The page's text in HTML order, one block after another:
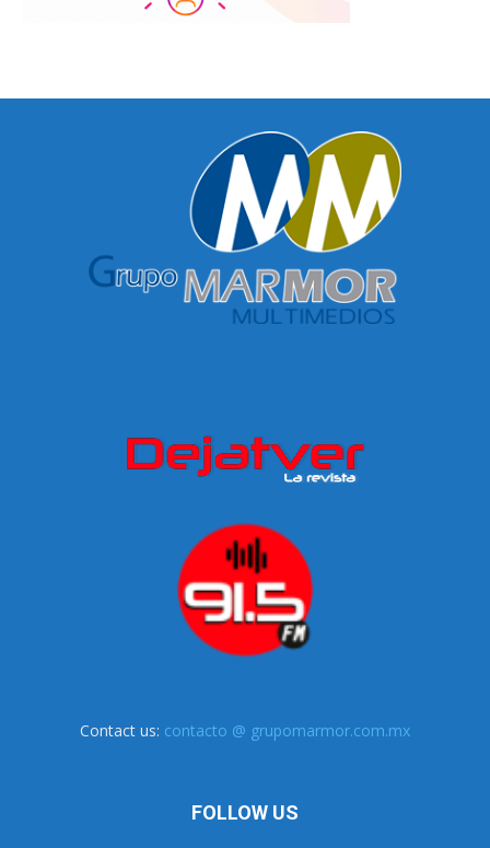
Contact us: contacto @ grupomarmor.com.mx
FOLLOW US